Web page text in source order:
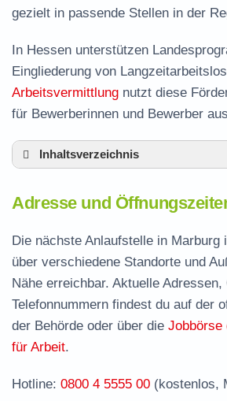
gezielt in passende Stellen in der
In Hessen unterstützen
Eingliederung von
Arbeitsvermittlung nutzt diese
für Bewerberinnen und Bewerber
Inhaltsverzeichnis
Leistungen der
Termin vereinbaren und
Jobcenter Marburg-
Stelle
Stellenangebote und
Häufige Fragen rund ums
Adresse und
Die nächste Anlaufstelle in Marburg
über verschiedene Standorte und
Nähe erreichbar. Aktuelle
Telefonnummern findest du auf der
der Behörde oder über die Jobbörse
für Arbeit.
Hotline: 0800 4 5555 00 (kostenlos,